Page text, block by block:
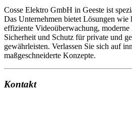
Cosse Elektro GmbH in Geeste ist
Das Unternehmen bietet Lösungen wie
effiziente Videoüberwachung, moderne
Sicherheit und Schutz für private und
gewährleisten. Verlassen Sie sich auf
maßgeschneiderte Konzepte.
Kontakt